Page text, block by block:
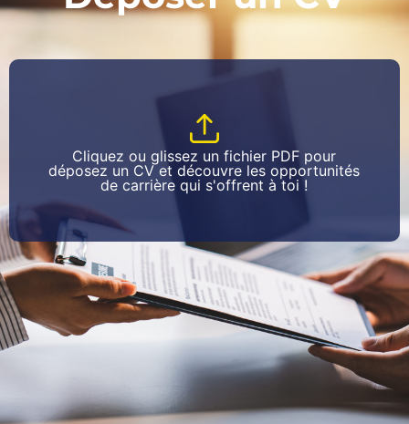
Cliquez ou glissez un fichier PDF pour
déposez un CV et découvre les opportunités
de carrière qui s'offrent à toi !